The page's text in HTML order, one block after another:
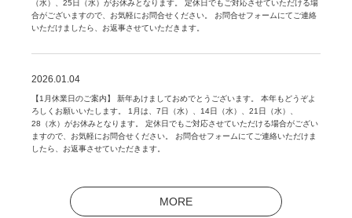
（水）、25日（水）がお休みとなります。 定休日でもご対応させていただける場
合がございますので、お気軽にお問合せください。 お問合せフォームにてご連絡
いただけましたら、お返事させていただきます。
2026.01.04
【1月休業日のご案内】 新年あけましておめでとうございます。 本年もどうぞよ
ろしくお願いいたします。 1月は、7日（水）、14日（水）、21日（水）、
28（水）がお休みとなります。 定休日でもご対応させていただける場合がござい
ますので、お気軽にお問合せください。 お問合せフォームにてご連絡いただけま
したら、お返事させていただきます。
MORE